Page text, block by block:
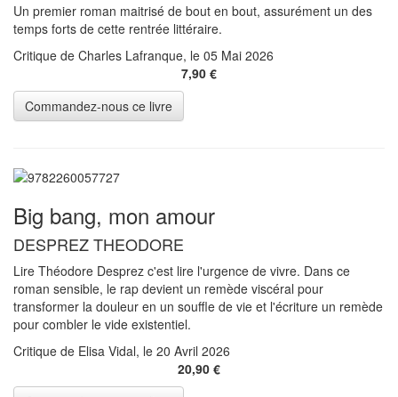
Un premier roman maitrisé de bout en bout, assurément un des
temps forts de cette rentrée littéraire.
Critique de Charles Lafranque, le 05 Mai 2026
7,90 €
Big bang, mon amour
DESPREZ THEODORE
Lire Théodore Desprez c'est lire l'urgence de vivre. Dans ce
roman sensible, le rap devient un remède viscéral pour
transformer la douleur en un souffle de vie et l'écriture un remède
pour combler le vide existentiel.
Critique de Elisa Vidal, le 20 Avril 2026
20,90 €